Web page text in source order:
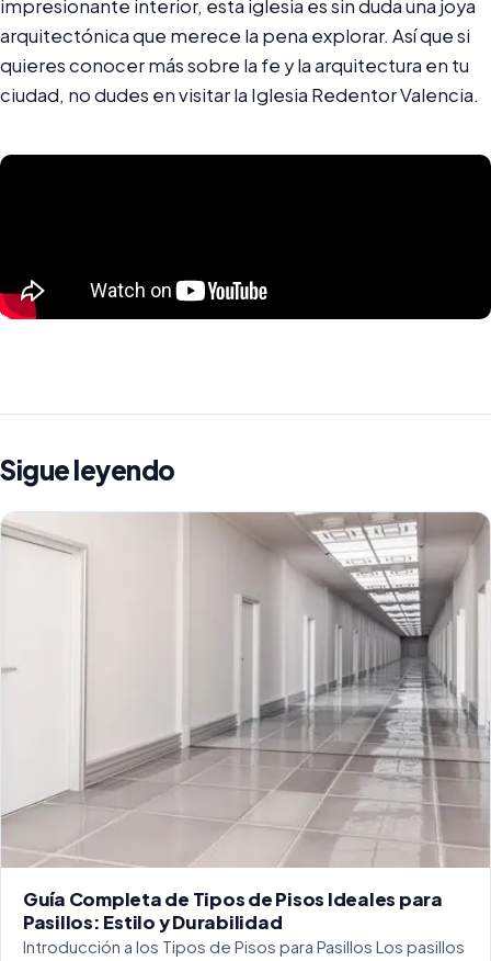
impresionante interior, esta iglesia es sin duda una joya
arquitectónica que merece la pena explorar. Así que si
quieres conocer más sobre la fe y la arquitectura en tu
ciudad, no dudes en visitar la Iglesia Redentor Valencia.
Sigue leyendo
Guía Completa de Tipos de Pisos Ideales para
Pasillos: Estilo y Durabilidad
Introducción a los Tipos de Pisos para Pasillos Los pasillos